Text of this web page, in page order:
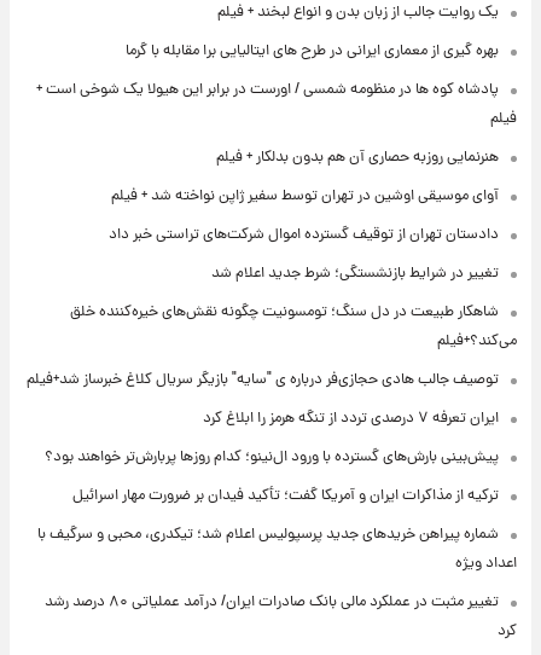
یک روایت جالب از زبان بدن و انواع لبخند + فیلم
بهره گیری از معماری ایرانی در طرح های ایتالیایی برا مقابله با گرما
پادشاه کوه ها در منظومه شمسی / اورست در برابر این هیولا یک شوخی است +
فیلم
هنرنمایی روزبه حصاری آن هم بدون بدلکار + فیلم
آوای موسیقی اوشین در تهران توسط سفیر ژاپن نواخته شد + فیلم
دادستان تهران از توقیف گسترده اموال شرکت‌های تراستی خبر داد
تغییر در شرایط بازنشستگی؛ شرط جدید اعلام شد
شاهکار طبیعت در دل سنگ؛ تومسونیت چگونه نقش‌های خیره‌کننده خلق
می‌کند؟+فیلم
توصیف جالب هادی حجازی‌فر درباره ی "سایه" بازیگر سریال کلاغ خبرساز شد+فیلم
ایران تعرفه ۷ درصدی تردد از تنگه هرمز را ابلاغ کرد
پیش‌بینی بارش‌های گسترده با ورود ال‌نینو؛ کدام روزها پربارش‌تر خواهند بود؟
ترکیه از مذاکرات ایران و آمریکا گفت؛ تأکید فیدان بر ضرورت مهار اسرائیل
شماره پیراهن خریدهای جدید پرسپولیس اعلام شد؛ تیکدری، محبی و سرگیف با
اعداد ویژه
تغییر مثبت در عملکرد مالی بانک صادرات ایران/ درآمد عملیاتی ۸۰ درصد رشد
کرد